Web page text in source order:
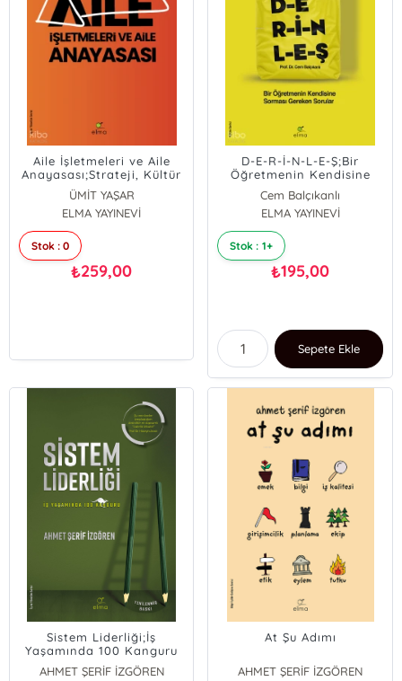
Aile İşletmeleri ve Aile
Anayasası;Strateji, Kültür
ve Kurumsallaşma
Rehberi
ÜMİT YAŞAR
ELMA YAYINEVİ
Stok : 0
₺259,00
D-E-R-İ-N-L-E-Ş;Bir
Öğretmenin Kendisine
Sorması Gereken Sorular
Cem Balçıkanlı
ELMA YAYINEVİ
Stok : 1+
₺195,00
Sepete Ekle
Sistem Liderliği;İş
Yaşamında 100 Kanguru
AHMET ŞERİF İZGÖREN
At Şu Adımı
AHMET ŞERİF İZGÖREN